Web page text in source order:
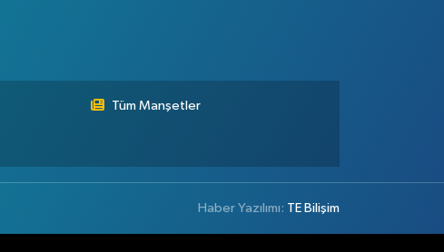
Tüm Manşetler
Haber Yazılımı: TE Bilişim